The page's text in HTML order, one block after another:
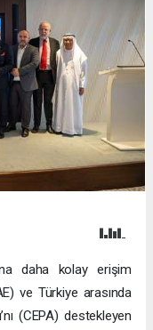
daha kolay erişim
ve Türkiye arasında
(CEPA) destekleyen